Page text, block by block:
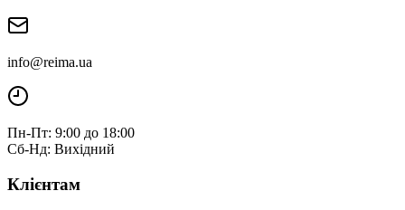
info@reima.ua
Пн-Пт: 9:00 до 18:00
Сб-Нд: Вихідний
Клієнтам